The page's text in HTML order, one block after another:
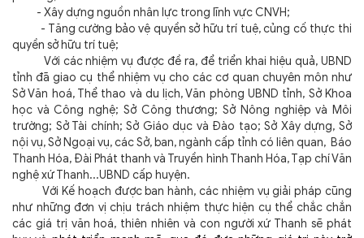
- Xây dựng nguồn nhân lực trong lĩnh vực CNVH;
- Tăng cường bảo vệ quyền sở hữu trí tuệ, củng cố thực thi
quyền sở hữu trí tuệ;
Với các nhiệm vụ được đề ra, để triển khai hiệu quả, UBND
tỉnh đã giao cụ thể nhiệm vụ cho các cơ quan chuyên môn như
Sở Văn hoá, Thể thao và du lịch, Văn phòng UBND tỉnh, Sở Khoa
học và Công nghệ; Sở Công thương; Sở Nông nghiệp và Môi
trường; Sở Tài chính; Sở Giáo dục và Đào tạo; Sở Xây dựng, Sở
nội vụ, Sở Ngoại vụ, các Sở, ban, ngành cấp tỉnh có liên quan, Báo
Thanh Hóa, Đài Phát thanh và Truyền hình Thanh Hóa, Tạp chí Văn
nghệ xứ Thanh...UBND cấp huyện.
Với Kế hoạch được ban hành, các nhiệm vụ giải pháp cũng
như những đơn vị chịu trách nhiệm thực hiện cụ thể chắc chắn
các giá trị văn hoá, thiên nhiên và con người xứ Thanh sẽ phát